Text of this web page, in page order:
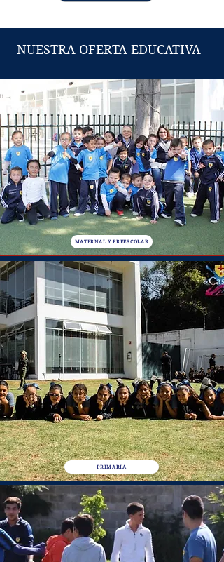
NUESTRA OFERTA EDUCATIVA
MATERNAL Y PREESCOLAR
PRIMARIA